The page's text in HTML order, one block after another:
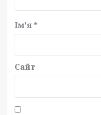
Ім'я *
Сайт